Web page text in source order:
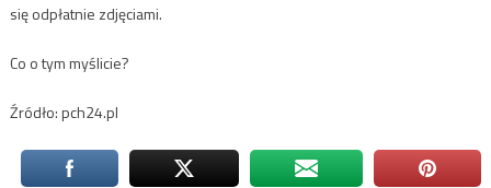
się odpłatnie zdjęciami.
Co o tym myślicie?
Źródło: pch24.pl